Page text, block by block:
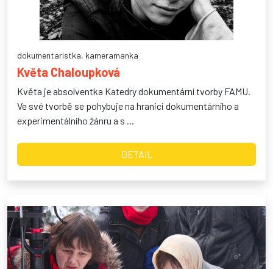
dokumentaristka, kameramanka
Květa Chaloupková
Květa je absolventka Katedry dokumentární tvorby FAMU.
Ve své tvorbě se pohybuje na hranici dokumentárního a
experimentálního žánru a s ...
DETAIL